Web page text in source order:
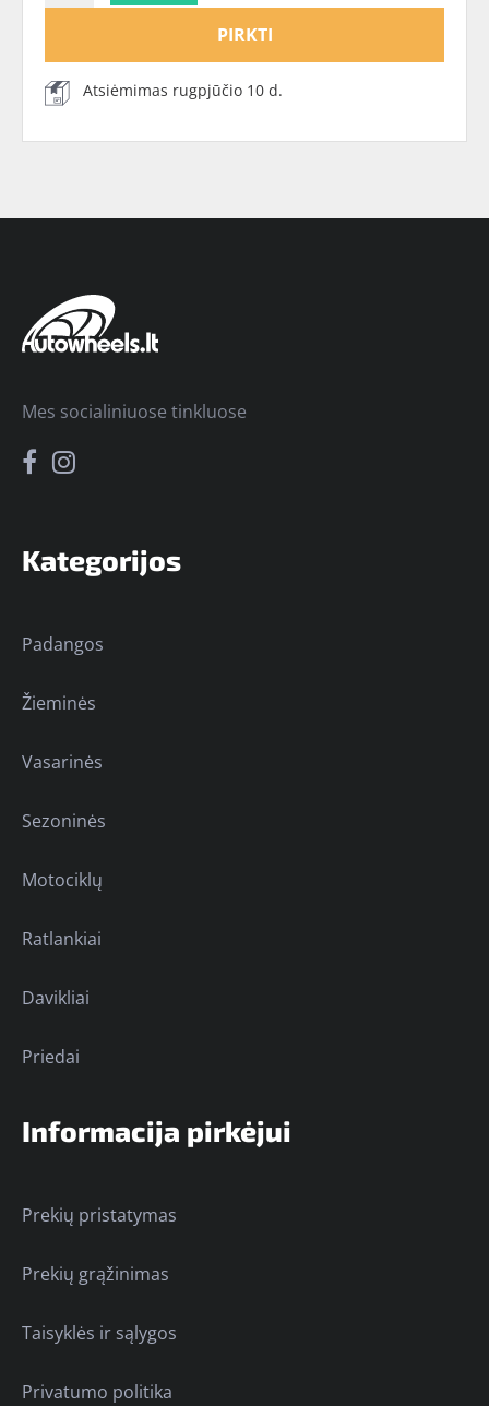
PIRKTI
Atsiėmimas rugpjūčio 10 d.
Kategorijos
Padangos
Žieminės
Vasarinės
Sezoninės
Motociklų
Ratlankiai
Davikliai
Priedai
Informacija pirkėjui
Prekių pristatymas
Prekių grąžinimas
Taisyklės ir sąlygos
Privatumo politika
Mes socialiniuose tinkluose